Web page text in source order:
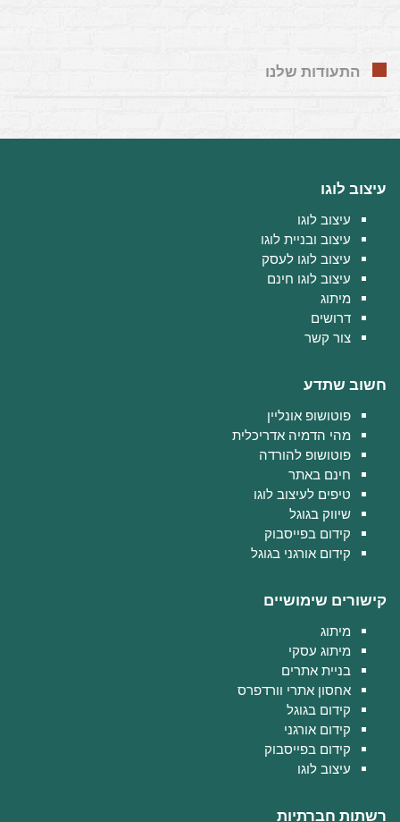
התעודות שלנו
עיצוב לוגו
עיצוב לוגו
עיצוב ובניית לוגו
עיצוב לוגו לעסק
עיצוב לוגו חינם
מיתוג
דרושים
צור קשר
חשוב שתדע
פוטושופ אונליין
מהי הדמיה אדריכלית
פוטושופ להורדה
חינם באתר
טיפים לעיצוב לוגו
שיווק בגוגל
קידום בפייסבוק
קידום אורגני בגוגל
קישורים שימושיים
מיתוג
מיתוג עסקי
בניית אתרים
אחסון אתרי וורדפרס
קידום בגוגל
קידום אורגני
קידום בפייסבוק
עיצוב לוגו
רשתות חברתיות